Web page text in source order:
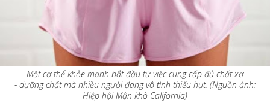
Một cơ thể khỏe mạnh bắt đầu từ việc cung cấp đủ chất xơ
- dưỡng chất mà nhiều người đang vô tình thiếu hụt. (Nguồn ảnh:
Hiệp hội Mận khô California)